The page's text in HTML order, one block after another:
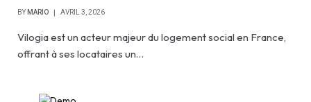
BY MARIO AVRIL 3, 2026
Vilogia est un acteur majeur du logement social en France,
offrant à ses locataires un…